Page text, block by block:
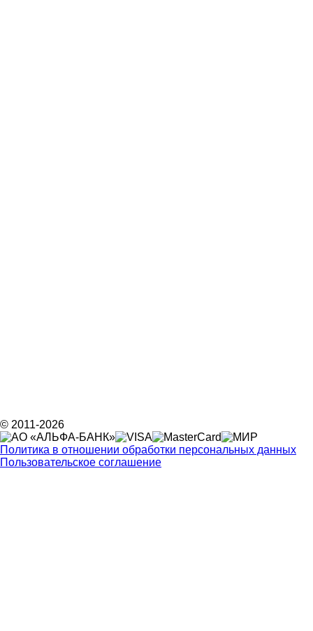
© 2011-2026
Политика в отношении обработки персональных данных
Пользовательское соглашение